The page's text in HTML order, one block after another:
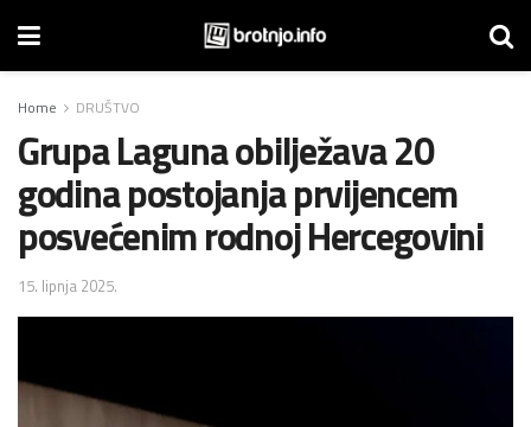
Home DRUŠTVO
Grupa Laguna obilježava 20
godina postojanja prvijencem
posvećenim rodnoj Hercegovini
15. lipnja 2025.